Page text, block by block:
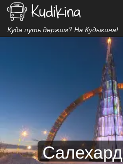
Куда путь держим? На Кудыкина!
Салехард